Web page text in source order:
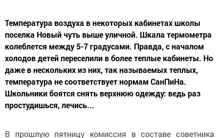
Температура воздуха в некоторых кабинетах школы
поселка Новый чуть выше уличной. Шкала термометра
колеблется между 5-7 градусами. Правда, с началом
холодов детей переселили в более теплые кабинеты. Но
даже в нескольких из них, так называемых теплых,
температура не соответствует нормам СанПиНа.
Школьники боятся снять верхнюю одежду: ведь раз
простудишься, лечись...
В прошлую пятницу комиссия в составе советника